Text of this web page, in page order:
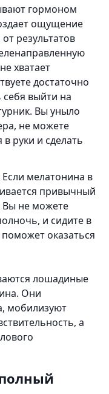
гормоном
ощущение
результатов
хватает
достаточно
выйти на
Вы уныло
не можете
руки и сделать
мелатонина в
привычный
Вы не можете
и сидите в
оказаться
лошадиные
Они
мобилизуют
а